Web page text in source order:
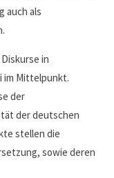
auch als
in
im Mittelpunkt.
der
der deutschen
stellen die
sowie deren